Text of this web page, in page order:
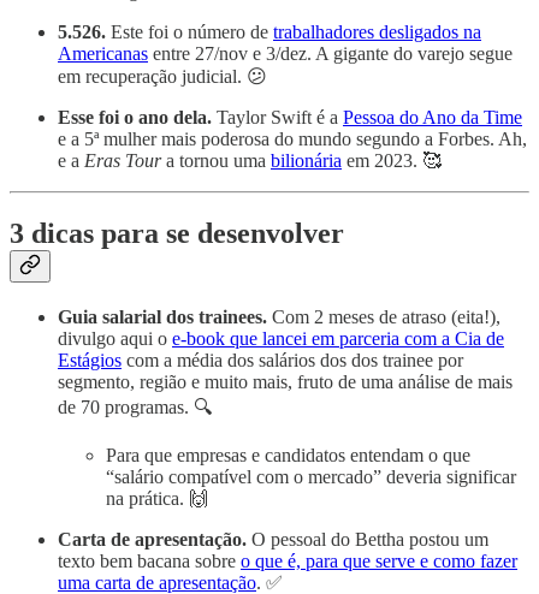
5.526. Este foi o número de trabalhadores desligados na
Americanas entre 27/nov e 3/dez. A gigante do varejo segue
em recuperação judicial. 😕
Esse foi o ano dela. Taylor Swift é a Pessoa do Ano da Time
e a 5ª mulher mais poderosa do mundo segundo a Forbes. Ah,
e a Eras Toura tornou uma bilionária em 2023. 🥰
3 dicas para se desenvolver
Guia salarial dos trainees. Com 2 meses de atraso (eita!),
divulgo aqui o e-book que lancei em parceria com a Cia de
Estágios com a média dos salários dos dos trainee por
segmento, região e muito mais, fruto de uma análise de mais
de 70 programas. 🔍
Para que empresas e candidatos entendam o que
“salário compatível com o mercado” deveria significar
na prática. 🙌
Carta de apresentação. O pessoal do Bettha postou um
texto bem bacana sobre o que é, para que serve e como fazer
uma carta de apresentação. ✅